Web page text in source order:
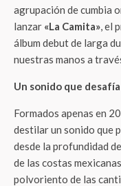
agrupación de cumbia
lanzar «La Camita», el
álbum debut de larga
nuestras manos a
Un sonido que
Formados apenas en
destilar un sonido que
desde la profundidad
de las costas
polvoriento de las